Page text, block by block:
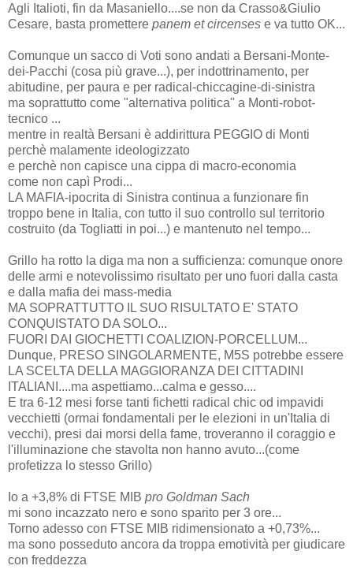
Agli Italioti, fin da Masaniello....se non da Crasso&Giulio
Cesare, basta promettere panem et circenses e va tutto OK...
Comunque un sacco di Voti sono andati a Bersani-Monte-
dei-Pacchi (cosa più grave...), per indottrinamento, per
abitudine, per paura e per radical-chiccagine-di-sinistra
ma soprattutto come "alternativa politica" a Monti-robot-
tecnico ...
mentre in realtà Bersani è addirittura PEGGIO di Monti
perchè malamente ideologizzato
e perchè non capisce una cippa di macro-economia
come non capì Prodi...
LA MAFIA-ipocrita di Sinistra continua a funzionare fin
troppo bene in Italia, con tutto il suo controllo sul territorio
costruito (da Togliatti in poi...) e mantenuto nel tempo...
Grillo ha rotto la diga ma non a sufficienza: comunque onore
delle armi e notevolissimo risultato per uno fuori dalla casta
e dalla mafia dei mass-media
MA SOPRATTUTTO IL SUO RISULTATO E' STATO
CONQUISTATO DA SOLO...
FUORI DAI GIOCHETTI COALIZION-PORCELLUM...
Dunque, PRESO SINGOLARMENTE, M5S potrebbe essere
LA SCELTA DELLA MAGGIORANZA DEI CITTADINI
ITALIANI....ma aspettiamo...calma e gesso....
E tra 6-12 mesi forse tanti fichetti radical chic od impavidi
vecchietti (ormai fondamentali per le elezioni in un'Italia di
vecchi), presi dai morsi della fame, troveranno il coraggio e
l'illuminazione che stavolta non hanno avuto...(come
profetizza lo stesso Grillo)
Io a +3,8% di FTSE MIB pro Goldman Sach
mi sono incazzato nero e sono sparito per 3 ore...
Torno adesso con FTSE MIB ridimensionato a +0,73%...
ma sono posseduto ancora da troppa emotività per giudicare
con freddezza